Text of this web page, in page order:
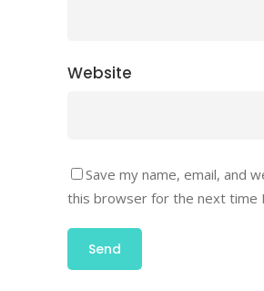
Website
Save my name, email, and
this browser for the next time